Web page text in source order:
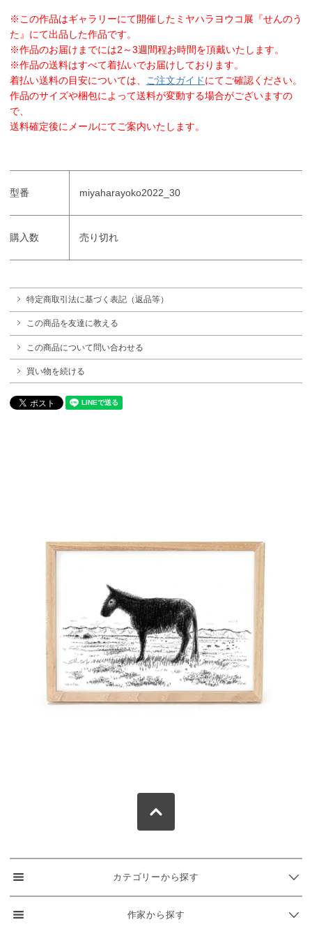
※この作品はギャラリーにて開催したミヤハラヨウコ展『せんのう
た』にて出品した作品です。
※作品のお届けまでには2～3週間程お時間を頂戴いたします。
※作品の送料はすべて着払いでお届けしております。
着払い送料の目安については、
ご注文ガイドにてご確認ください。
作品のサイズや梱包によって送料が変動する場合がございますの
で、
送料確定後にメールにてご案内いたします。
型番 miyaharayoko2022_30
購入数 売り切れ
特定商取引法に基づく表記（返品等）
この商品を友達に教える
この商品について問い合わせる
買い物を続ける
カテゴリーから探す
作家から探す